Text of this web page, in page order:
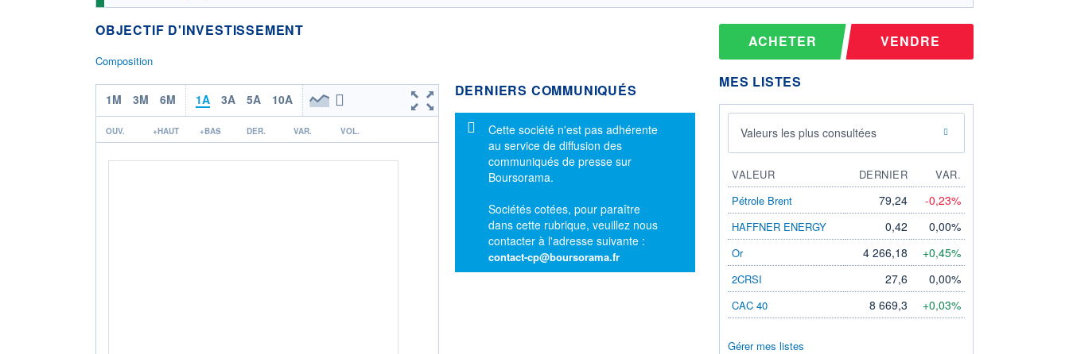
OBJECTIF D'INVESTISSEMENT
Composition
1M 3M 6M 1A 3A 5A 10A
OUV. +HAUT +BAS DER. VAR. VOL.
DERNIERS COMMUNIQUÉS
Message d'information
Cette société n'est pas adhérente
au service de diffusion des
communiqués de presse sur
Boursorama.
Sociétés cotées, pour paraître
dans cette rubrique, veuillez nous
contacter à l'adresse suivante :
contact-cp@boursorama.fr
ACHETER VENDRE
MES LISTES
Valeurs les plus consultées
VALEUR DERNIER
VAR.
Pétrole Brent
79,24 -0,23%
HAFFNER ENERGY 0,42 0,00%
Or 4 266,18 +0,45%
2CRSI 27,6 0,00%
CAC 40 8 669,3 +0,03%
Gérer mes listes